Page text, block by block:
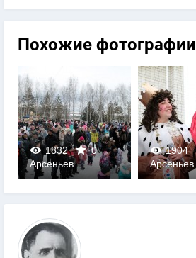
Похожие фотографии
1832
0
0
Арсеньев
1904
0
Арсеньев